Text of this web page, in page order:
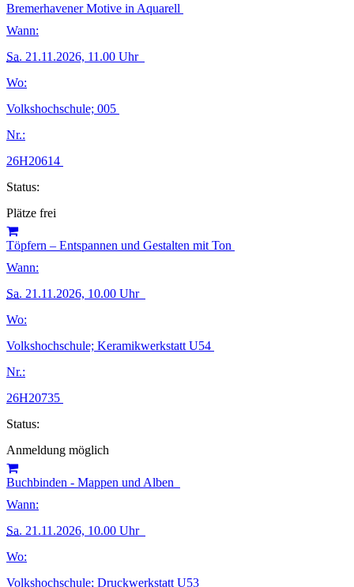
Bremerhavener Motive in Aquarell
Wann:
Sa. 21.11.2026, 11.00 Uhr
Wo:
Volkshochschule; 005
Nr.:
26H20614
Status:
Plätze frei
Töpfern – Entspannen und Gestalten mit Ton
Wann:
Sa. 21.11.2026, 10.00 Uhr
Wo:
Volkshochschule; Keramikwerkstatt U54
Nr.:
26H20735
Status:
Anmeldung möglich
Buchbinden - Mappen und Alben
Wann:
Sa. 21.11.2026, 10.00 Uhr
Wo:
Volkshochschule; Druckwerkstatt U53